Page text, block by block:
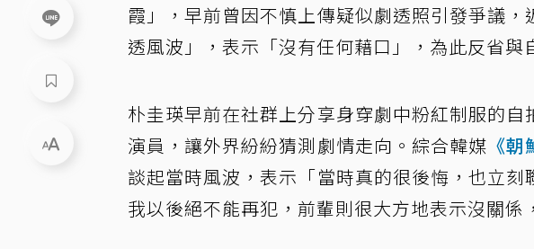
霞」，早前曾因不慎上傳疑似劇透照引發爭議
透風波」，表示「沒有任何藉口」，為此反省與
朴圭瑛早前在社群上分享身穿劇中粉紅制服的
演員，讓外界紛紛猜測劇情走向。綜合韓媒 《朝
談起當時風波，表示「當時真的很後悔，也立刻
我以後絕不能再犯，前輩則很大方地表示沒關係